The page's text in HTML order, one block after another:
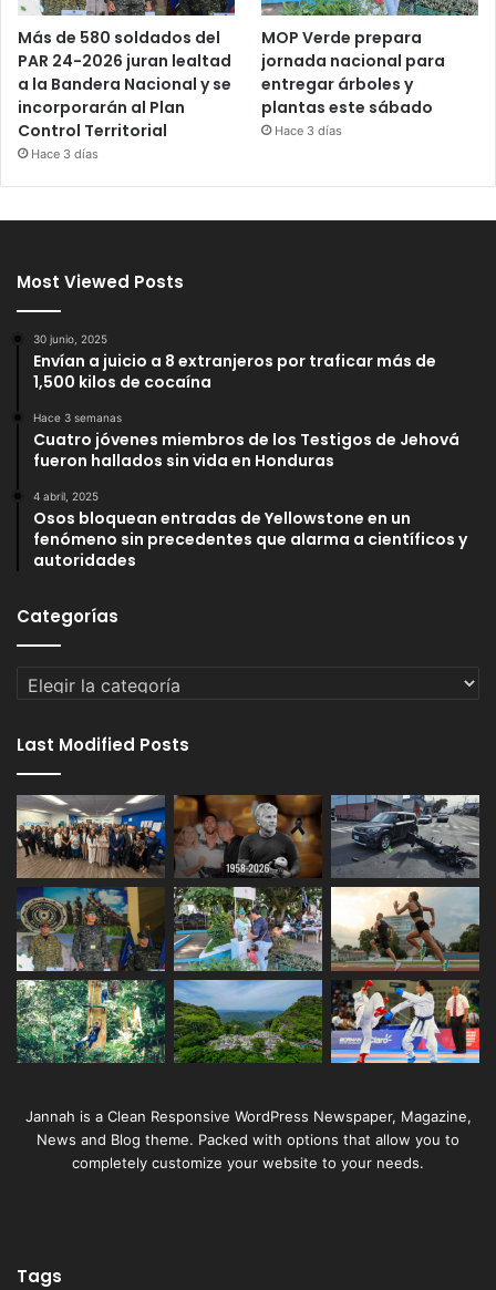
Más de 580 soldados del
PAR 24-2026 juran lealtad
a la Bandera Nacional y se
incorporarán al Plan
Control Territorial
Hace 3 días
MOP Verde prepara
jornada nacional para
entregar árboles y
plantas este sábado
Hace 3 días
Most Viewed Posts
30 junio, 2025
Envían a juicio a 8 extranjeros por traficar más de
1,500 kilos de cocaína
Hace 3 semanas
Cuatro jóvenes miembros de los Testigos de Jehová
fueron hallados sin vida en Honduras
4 abril, 2025
Osos bloquean entradas de Yellowstone en un
fenómeno sin precedentes que alarma a científicos y
autoridades
Categorías
Categorías
Last Modified Posts
Jannah is a Clean Responsive WordPress Newspaper, Magazine,
News and Blog theme. Packed with options that allow you to
completely customize your website to your needs.
Tags